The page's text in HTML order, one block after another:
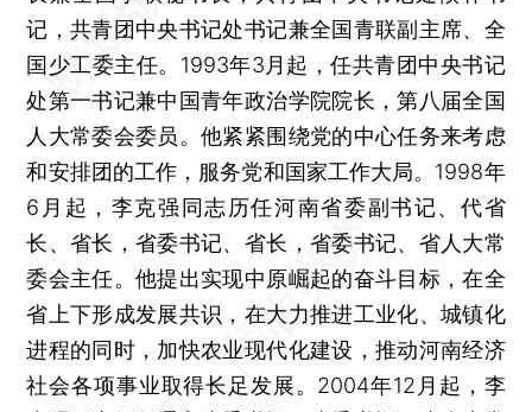
记，共青团中央书记处书记兼全国青联副主席、全
国少工委主任。1993年3月起，任共青团中央书记
处第一书记兼中国青年政治学院院长，第八届全国
人大常委会委员。他紧紧围绕党的中心任务来考虑
和安排团的工作，服务党和国家工作大局。1998年
6月起，李克强同志历任河南省委副书记、代省
长、省长，省委书记、省长，省委书记、省人大常
委会主任。他提出实现中原崛起的奋斗目标，在全
省上下形成发展共识，在大力推进工业化、城镇化
进程的同时，加快农业现代化建设，推动河南经济
社会各项事业取得长足发展。2004年12月起，李